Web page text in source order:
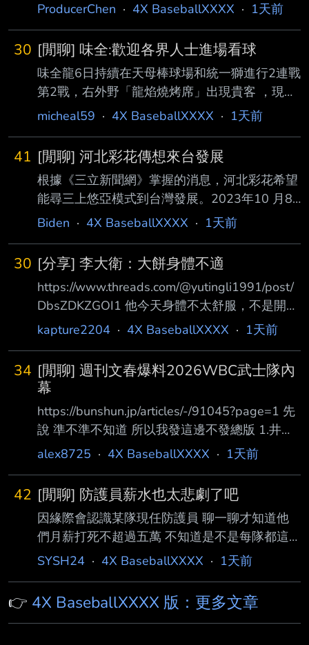
ProducerChen · 4X BaseballXXXX · 1天前
30 [閒聊] 味全:歡迎各界人士進場看球
味全龍6日持續在天母棒球場和統一獅進行2連戰
第2戰，右外野「龍焰燒烤席」出現貴客 ，現役
AV女優河北彩花帶著影音團隊到場拍攝Vlog還
河北彩花這次到球場是透過友人牽線的私人行
程，味全龍球團並不知情，但很歡 迎各界人士
進場體驗味全龍主場氛圍。 --
micheal59 · 4X BaseballXXXX · 1天前
41 [閒聊] 河北彩花傳想來台發展
根據《三立新聞網》掌握的消息，河北彩花希望
能尋三上悠亞模式到台灣發展。2023年10 月8
日三上悠亞受邀到味全龍開球，還登上應援舞台
相當敬業，但前AV女優的身分還是掀起不少討
論。以河北彩花目前的身分，要以 啦啦隊身分
登上中職應援舞台，難度相當高。 --
Biden · 4X BaseballXXXX · 1天前
30 [分享] 李大衛：大餅身體不適
https://www.threads.com/@yutingli1991/post/
DbsZDKZGOI1 他今天身體不太舒服，不是開玩
笑地那種，祝福他快點好起來！ 怕 總之不要是
kapture2204 · 4X BaseballXXXX · 1天前
34 [閒聊] 週刊文春爆料2026WBC武士隊內
幕
https://bunshun.jp/articles/-/91045?page=1 先
說 準不準不知道 所以我發這邊不發總版 1.井端
監督的溝通能力很差，連大谷都私下問隊友「他
很差，有球員抱怨甚至在比賽中，還會突然被問
到：『下一個 打席你能代打上場嗎？』由於我
們毫無準備，根本無法做到 3.輸球後金子誠把鍋
推給選手，更是讓休息室氣氛徹底崩盤 4.能見篤
史跟吉見一起的調度規劃混亂 原本對委內瑞拉
是要菊池雄星上去投 結果變成隅田知一郎 伊藤
大海只練投五球就直接上了
alex8725 · 4X BaseballXXXX · 1天前
42 [閒聊] 防護員薪水也太悲劇了吧
因緣際會認識某隊現任防護員 聊一聊才知道他
們月薪打死不超過五萬 不知道是不是每隊都這
樣 還是我對“職業”兩個字有太多幻想 但一整天
常 除非可以回家不然就都要跟選手關在一起 選
手一整天不管有沒有在訓練都要靠防護員維持
SYSH24 · 4X BaseballXXXX · 1天前
👉 4X BaseballXXXX 版：更多文章